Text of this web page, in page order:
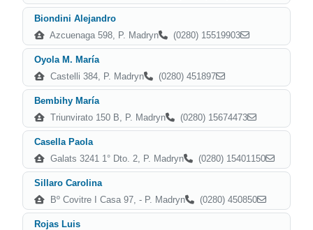
Biondini Alejandro
Azcuenaga 598, P. Madryn
(0280) 15519903
Oyola M. María
Castelli 384, P. Madryn
(0280) 451897
Bembihy María
Triunvirato 150 B, P. Madryn
(0280) 15674473
Casella Paola
Galats 3241 1° Dto. 2, P. Madryn
(0280) 15401150
Sillaro Carolina
Bº Covitre I Casa 97, - P. Madryn
(0280) 450850
Rojas Luis